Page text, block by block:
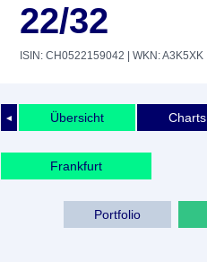
22/32
ISIN: CH0522159042 | WKN: A3K5XK
◄ Übersicht Charts
Frankfurt
Portfolio